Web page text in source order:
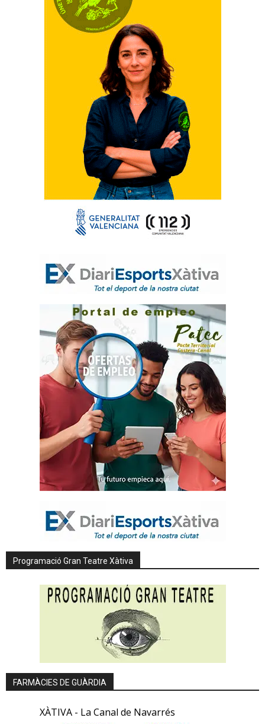
Programació Gran Teatre Xàtiva
FARMÀCIES DE GUÀRDIA
XÀTIVA - La Canal de Navarrés